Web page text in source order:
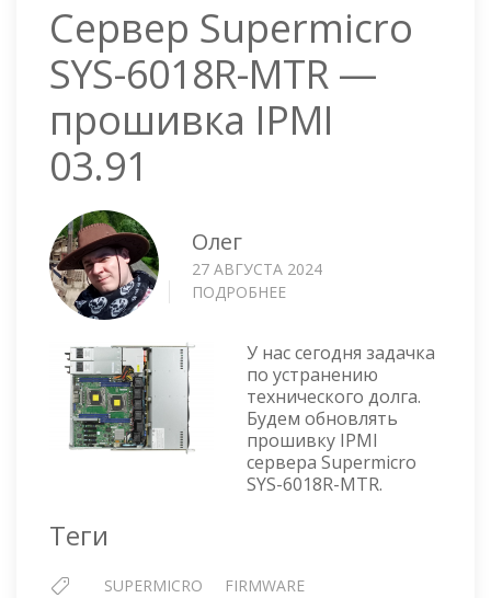
Сервер Supermicro
SYS-6018R-MTR —
прошивка IPMI
03.91
Олег
27 АВГУСТА 2024
ПОДРОБНЕЕ
SYS-
6018R-
MTR
—
ПРОШИВКА
IPMI
У нас сегодня задачка
по устранению
технического долга.
Будем обновлять
прошивку IPMI
сервера Supermicro
SYS-6018R-MTR.
Теги
SUPERMICRO FIRMWARE